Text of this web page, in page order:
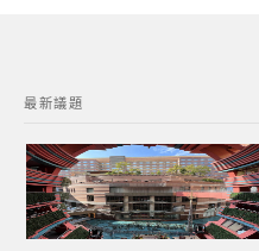
最新議題